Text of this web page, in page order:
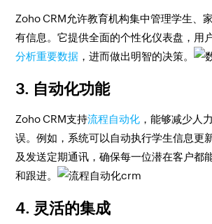
Zoho CRM允许教育机构集中管理学生、
有信息。它提供全面的个性化仪表盘，用
分析重要数据 ，进而做出明智的决策。
3. 自动化功能
Zoho CRM支持流程自动化 ，能够减少人
误。例如，系统可以自动执行学生信息更
及发送定期通讯，确保每一位潜在客户都
和跟进。
4. 灵活的集成